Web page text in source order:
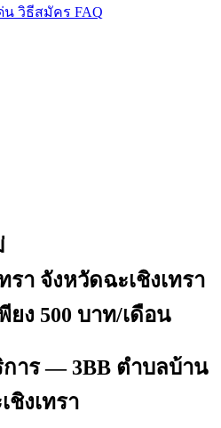
น วิธีสมัคร FAQ
4430
รา จังหวัดฉะเชิงเทรา
ยง 500 บาท/เดือน
าร — 3BB ตำบลบ้าน
ชิงเทรา